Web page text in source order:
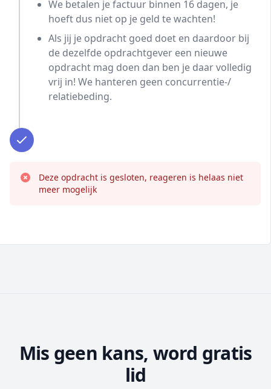
We betalen je factuur binnen 16 dagen, je
hoeft dus niet op je geld te wachten!
Als jij je opdracht goed doet en daardoor bij
de dezelfde opdrachtgever een nieuwe
opdracht mag doen dan ben je daar volledig
vrij in! We hanteren geen concurrentie-/
relatiebeding.
Deze opdracht is gesloten, reageren is helaas niet
meer mogelijk
Mis geen kans, word gratis
lid